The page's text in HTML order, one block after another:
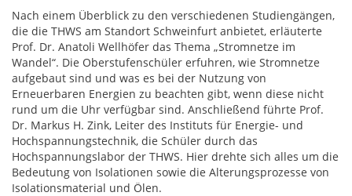
Nach einem Überblick zu den verschiedenen Studiengängen,
die die THWS am Standort Schweinfurt anbietet, erläuterte
Prof. Dr. Anatoli Wellhöfer das Thema „Stromnetze im
Wandel“. Die Oberstufenschüler erfuhren, wie Stromnetze
aufgebaut sind und was es bei der Nutzung von
Erneuerbaren Energien zu beachten gibt, wenn diese nicht
rund um die Uhr verfügbar sind. Anschließend führte Prof.
Dr. Markus H. Zink, Leiter des Instituts für Energie- und
Hochspannungstechnik, die Schüler durch das
Hochspannungslabor der THWS. Hier drehte sich alles um die
Bedeutung von Isolationen sowie die Alterungsprozesse von
Isolationsmaterial und Ölen.